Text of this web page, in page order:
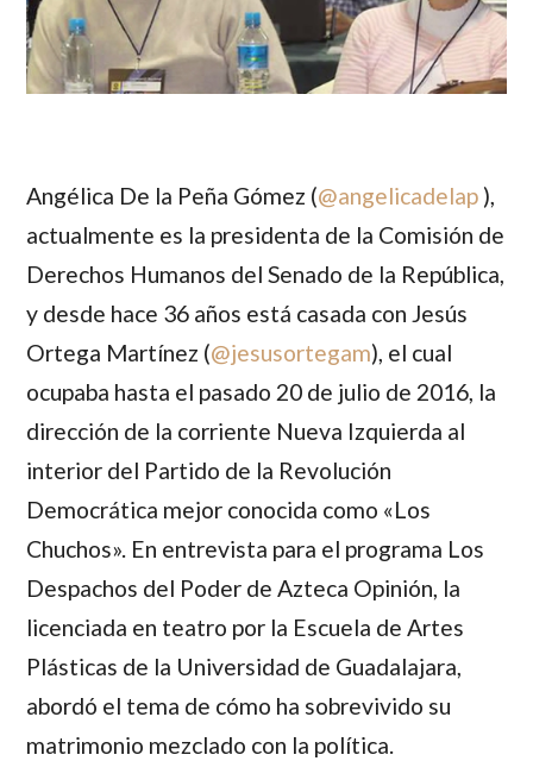
Angélica De la Peña Gómez (@angelicadelap ),
actualmente es la presidenta de la Comisión de
Derechos Humanos del Senado de la República,
y desde hace 36 años está casada con Jesús
Ortega Martínez (@jesusortegam), el cual
ocupaba hasta el pasado 20 de julio de 2016, la
dirección de la corriente Nueva Izquierda al
interior del Partido de la Revolución
Democrática mejor conocida como «Los
Chuchos». En entrevista para el programa Los
Despachos del Poder de Azteca Opinión, la
licenciada en teatro por la Escuela de Artes
Plásticas de la Universidad de Guadalajara,
abordó el tema de cómo ha sobrevivido su
matrimonio mezclado con la política.